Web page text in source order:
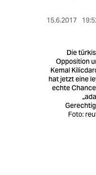
15.6.2017
Die
Opposition
Kemal
hat jetzt eine
echte
Foto: